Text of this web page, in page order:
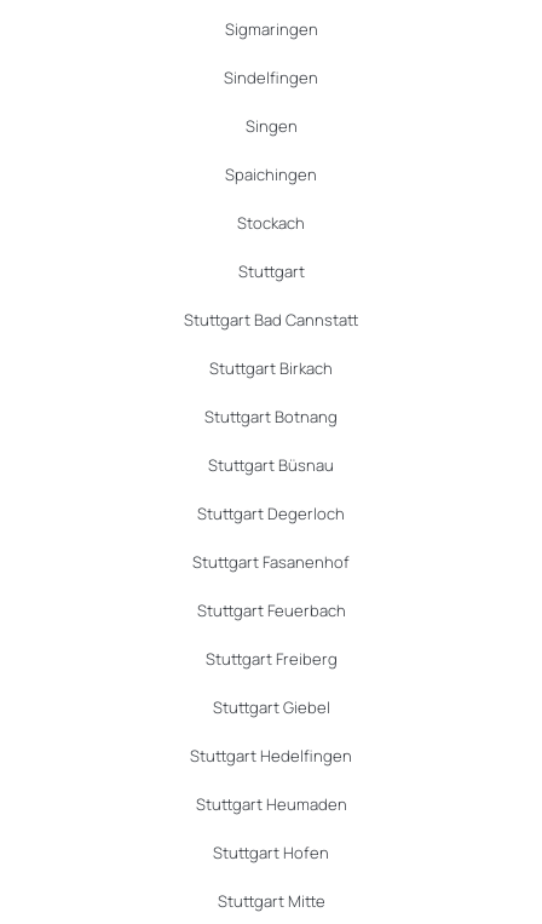
Sigmaringen
Sindelfingen
Singen
Spaichingen
Stockach
Stuttgart
Stuttgart Bad Cannstatt
Stuttgart Birkach
Stuttgart Botnang
Stuttgart Büsnau
Stuttgart Degerloch
Stuttgart Fasanenhof
Stuttgart Feuerbach
Stuttgart Freiberg
Stuttgart Giebel
Stuttgart Hedelfingen
Stuttgart Heumaden
Stuttgart Hofen
Stuttgart Mitte